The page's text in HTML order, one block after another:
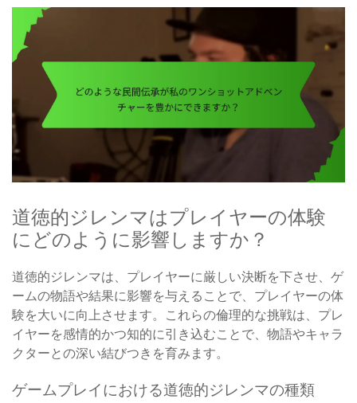
道徳的ジレンマはプレイヤーの体験
にどのように影響しますか？
道徳的ジレンマは、プレイヤーに厳しい決断を下させ、ゲ
ームの物語や結果に影響を与えることで、プレイヤーの体
験を大いに向上させます。これらの倫理的な挑戦は、プレ
イヤーを感情的かつ知的に引き込むことで、物語やキャラ
クターとの深い結びつきを育みます。
ゲームプレイにおける道徳的ジレンマの種類